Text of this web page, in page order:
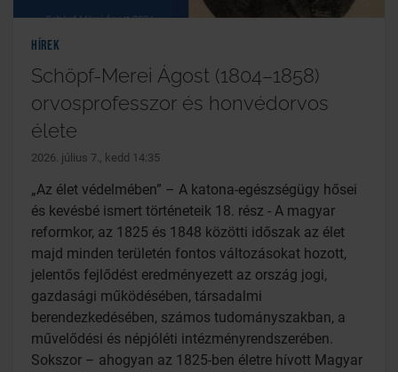
Hírek
Schöpf-Merei Ágost (1804–1858)
orvosprofesszor és honvédorvos
élete
2026. július 7., kedd 14:35
„Az élet védelmében” – A katona-egészségügy hősei
és kevésbé ismert történeteik 18. rész - A magyar
reformkor, az 1825 és 1848 közötti időszak az élet
majd minden területén fontos változásokat hozott,
jelentős fejlődést eredményezett az ország jogi,
gazdasági működésében, társadalmi
berendezkedésében, számos tudományszakban, a
művelődési és népjóléti intézményrendszerében.
Sokszor – ahogyan az 1825-ben életre hívott Magyar